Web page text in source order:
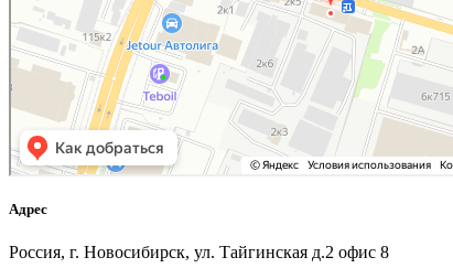
Адрес
Россия, г. Новосибирск, ул. Тайгинская д.2 офис 8